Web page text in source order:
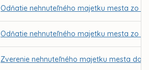
Odňatie nehnuteľného majetku mesta zo
Odňatie nehnuteľného majetku mesta zo
Zverenie nehnuteľného majetku mesta do